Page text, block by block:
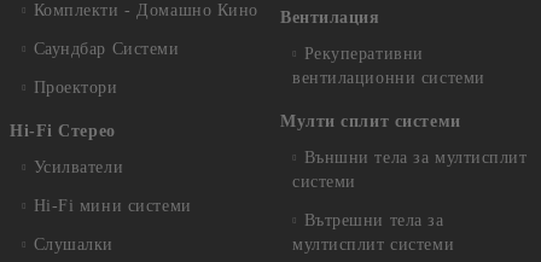
Комплекти - Домашно Кино
Саундбар Системи
Проектори
Hi-Fi Стерео
Усилватели
Hi-Fi мини системи
Слушалки
Вентилация
Рекуперативни
вентилационни системи
Мулти сплит системи
Външни тела за мултисплит
системи
Вътрешни тела за
мултисплит системи